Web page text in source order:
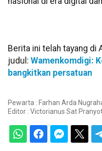
Berita ini telah tayang di
judul: Wamenkomdigi:
bangkitkan persatuan
Pewarta : Farhan Arda
Editor : Victorianus Sat